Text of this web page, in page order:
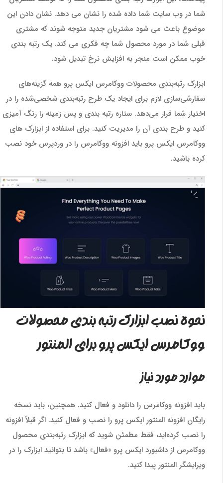
شما در وب سایت شما داده شده را نشان می دهد. نشان دادن این
موضوع باعث می شود مشتریان جدید متوجه شوند که مشتری
قبلی شما در مورد محصول شما چه فکری می کند. یک رتبه بندی
خوب ممکن است منجر به افزایش نرخ تبدیل شود.
ابزارک رتبه‌بندی محصولات ووکامرس ایکس پرو همه گزینه‌های
سفارشی‌سازی لازم برای ایجاد یک طرح رتبه‌بندی شخصی‌شده را در
اختیار شما قرار می‌دهد. ستاره رتبه بندی و پس زمینه را رنگ آمیزی
کنید و طرح بندی آن را مدیریت کنید. برای استفاده از ابزارک های
ووکامرس ایکس پرو باید افزونه ووکامرس را در وردپرس خود نصب
کرده باشید.
نحوه نصب ابزارک رتبه بندی محصولات
ووکامرس ایکس پرو برای المنتور
موارد مورد نیاز
باید افزونه ووکامرس را دانلود و فعال کنید. همچنین، باید نسخه
رایگان افزونه المنتور ایکس پرو را نصب و فعال کنید. اگر قبلاً افزونه
را نصب کرده‌اید، فقط مطمئن شوید که ابزارک رتبه‌بندی محصول
ووکامرس از داشبورد ایکس پرو «فعال» باشد تا بتوانید ابزارک را در
ویرایشگر المنتور پیدا کنید.